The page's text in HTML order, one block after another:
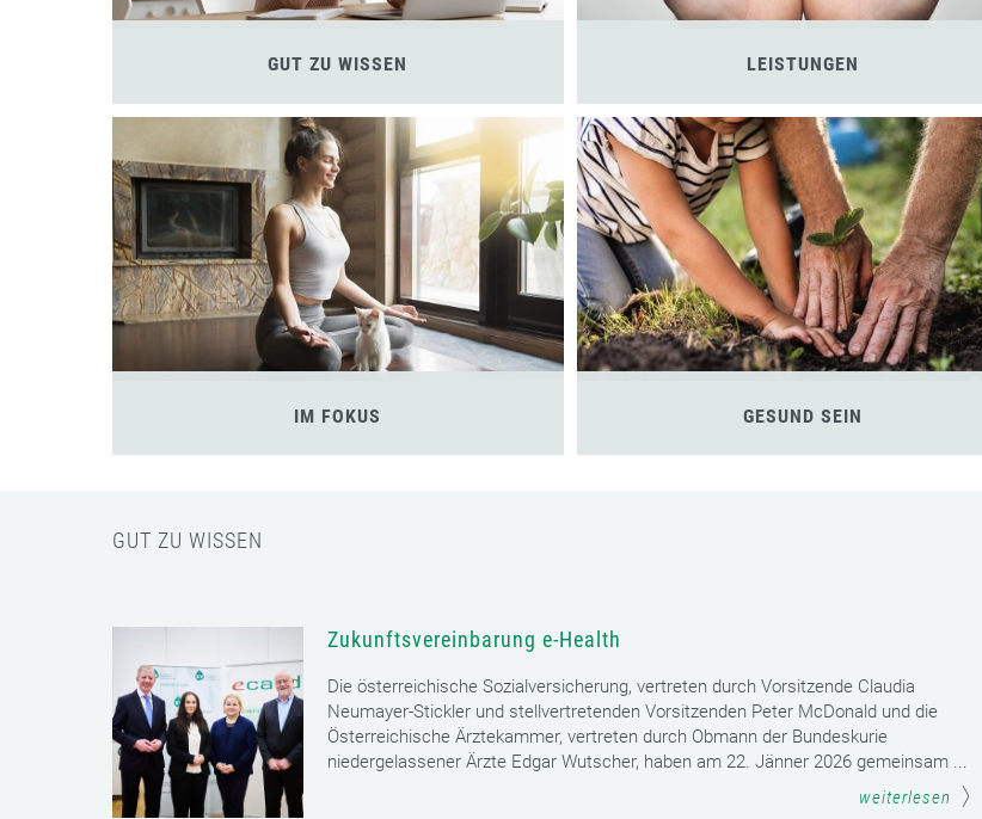
GUT ZU WISSEN LEISTUNGEN
IM FOKUS GESUND SEIN
GUT ZU WISSEN
Zukunftsvereinbarung e-Health
Die österreichische Sozialversicherung, vertreten durch Vorsitzende Claudia
Neumayer-Stickler und stellvertretenden Vorsitzenden Peter McDonald und die
Österreichische Ärztekammer, vertreten durch Obmann der Bundeskurie
niedergelassener Ärzte Edgar Wutscher, haben am 22. Jänner 2026 gemeinsam ...
weiterlesen